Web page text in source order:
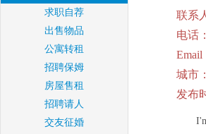
求职自荐
出售物品
公寓转租
招聘保姆
房屋售租
招聘请人
交友征婚
联系
电话：
Email
城市：
发布